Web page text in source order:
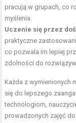
pracują w grupach, co
myślenia.
Uczenie się przez
praktyczne
co pozwala im lepiej
zdolności do
Każda z wymienionych
się do lepszego
technologiom,
prowadzonych zajęć